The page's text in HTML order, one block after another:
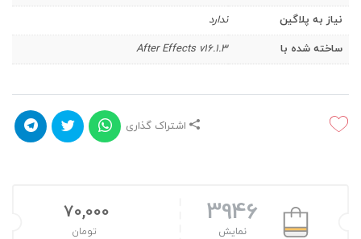
نیاز به پلاگین
ندارد
ساخته شده با
After Effects v16.1.3
اشتراک گذاری
3946
نمایش
70,000
تومان